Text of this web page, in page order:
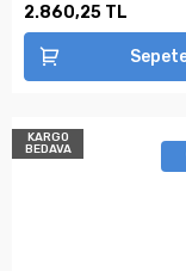
2.860,25 TL
KARGO
BEDAVA